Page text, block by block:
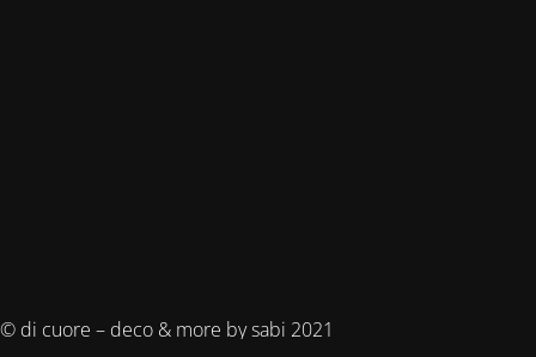
© di cuore – deco & more by sabi 2021